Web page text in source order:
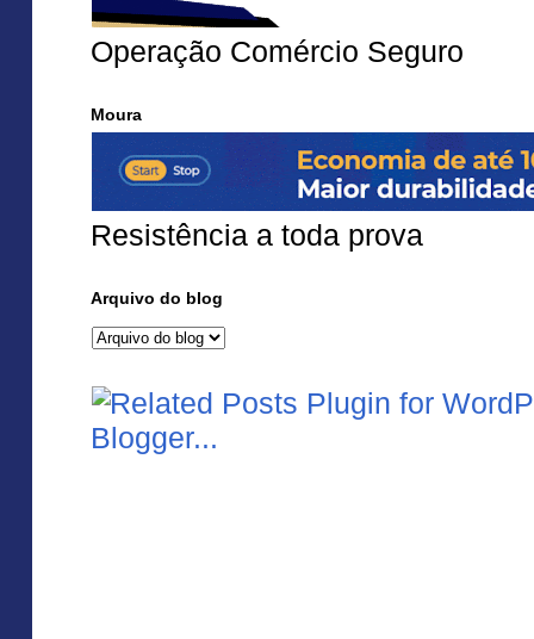
Operação Comércio Seguro
Moura
Resistência a toda prova
Arquivo do blog